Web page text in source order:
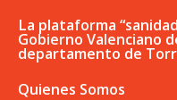
La plataforma
Gobierno Valenciano
departamento de
Quienes Somos